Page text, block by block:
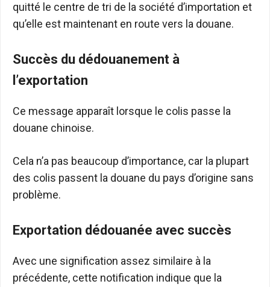
quitté le centre de tri de la société d’importation et
qu’elle est maintenant en route vers la douane.
Succès du dédouanement à
l’exportation
Ce message apparaît lorsque le colis passe la
douane chinoise.
Cela n’a pas beaucoup d’importance, car la plupart
des colis passent la douane du pays d’origine sans
problème.
Exportation dédouanée avec succès
Avec une signification assez similaire à la
précédente, cette notification indique que la